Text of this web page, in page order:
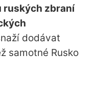
ruských zbraní
dodávat
samotné Rusko